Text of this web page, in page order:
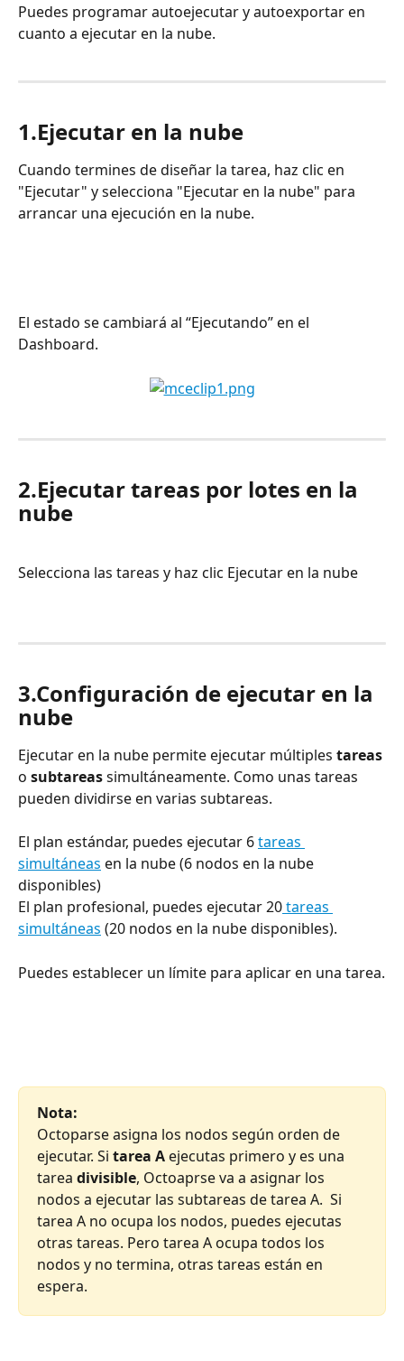
Puedes programar autoejecutar y autoexportar en
cuanto a ejecutar en la nube.
1.Ejecutar en la nube
Cuando termines de diseñar la tarea, haz clic en
"Ejecutar" y selecciona "Ejecutar en la nube" para
arrancar una ejecución en la nube.
El estado se cambiará al “Ejecutando” en el
Dashboard.
2.Ejecutar tareas por lotes en la
nube
Selecciona las tareas y haz clic Ejecutar en la nube
3.Configuración de ejecutar en la
nube
Ejecutar en la nube permite ejecutar múltiples tareas
o subtareas simultáneamente. Como unas tareas
pueden dividirse en varias subtareas.
El plan estándar, puedes ejecutar 6 tareas
simultáneas en la nube (6 nodos en la nube
disponibles)
El plan profesional, puedes ejecutar 20 tareas
simultáneas (20 nodos en la nube disponibles).
Puedes establecer un límite para aplicar en una tarea.
Nota:
Octoparse asigna los nodos según orden de
ejecutar. Si tarea A ejecutas primero y es una
tarea divisible, Octoaprse va a asignar los
nodos a ejecutar las subtareas de tarea A.  Si
tarea A no ocupa los nodos, puedes ejecutas
otras tareas. Pero tarea A ocupa todos los
nodos y no termina, otras tareas están en
espera.